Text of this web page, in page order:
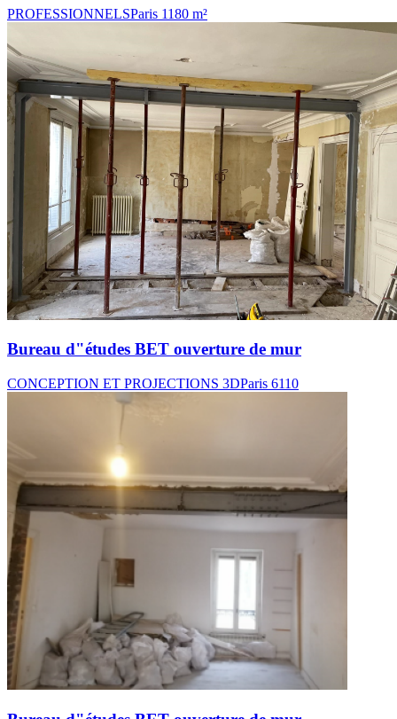
PROFESSIONNELSParis 1180 m²
Bureau d"études BET ouverture de mur
CONCEPTION ET PROJECTIONS 3DParis 6110